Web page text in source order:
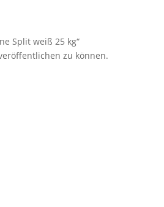
Split weiß 25 kg“
zu können.